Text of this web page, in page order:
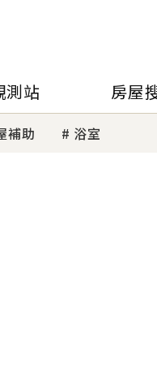
測站 房屋
補助 浴室